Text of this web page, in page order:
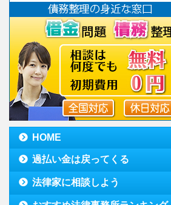
HOME
過払い金は戻ってくる
法律家に相談しよう